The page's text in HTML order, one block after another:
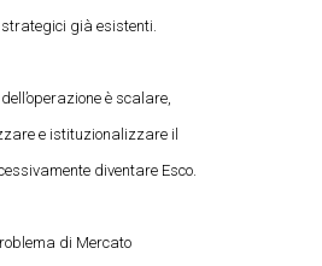
già esistenti.
dell’operazione è scalare,
e istituzionalizzare il
diventare Esco.
di Mercato